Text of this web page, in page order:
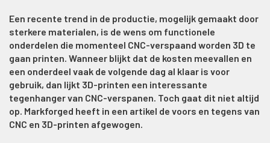
Een recente trend in de productie, mogelijk gemaakt door
sterkere materialen, is de wens om functionele
onderdelen die momenteel CNC-verspaand worden 3D te
gaan printen. Wanneer blijkt dat de kosten meevallen en
een onderdeel vaak de volgende dag al klaar is voor
gebruik, dan lijkt 3D-printen een interessante
tegenhanger van CNC-verspanen. Toch gaat dit niet altijd
op. Markforged heeft in een artikel de voors en tegens van
CNC en 3D-printen afgewogen.